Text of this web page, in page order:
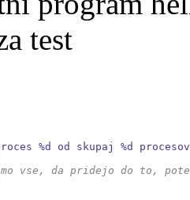
test
%d od skupaj %d
vse, da pridejo do to,